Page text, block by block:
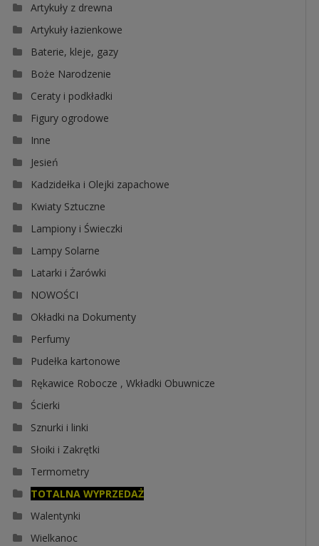
Artykuły z drewna
Artykuły łazienkowe
Baterie, kleje, gazy
Boże Narodzenie
Ceraty i podkładki
Figury ogrodowe
Inne
Jesień
Kadzidełka i Olejki zapachowe
Kwiaty Sztuczne
Lampiony i Świeczki
Lampy Solarne
Latarki i Żarówki
NOWOŚCI
Okładki na Dokumenty
Perfumy
Pudełka kartonowe
Rękawice Robocze , Wkładki Obuwnicze
Ścierki
Sznurki i linki
Słoiki i Zakrętki
Termometry
TOTALNA WYPRZEDAŻ
Walentynki
Wielkanoc